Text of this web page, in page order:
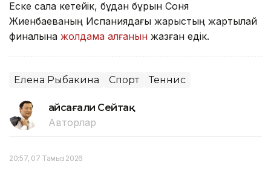
Еске сала кетейік, бұдан бұрын Соня
Жиенбаеваның Испаниядағы жарыстың жартылай
финалына жолдама алғанын жазған едік.
Елена Рыбакина Спорт Теннис
Ғайсағали Сейтақ
Авторлар
20:57, 07 Тамыз 2026